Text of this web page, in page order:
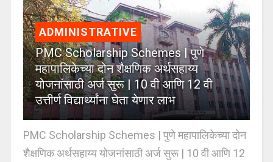
ADMINISTRATIVE
PMC Scholarship Schemes | पुणे
महापालिकेच्या दोन शैक्षणिक अर्थसहाय्य
योजनांसाठी अर्ज सुरू | 10 वी आणि 12 वी
उत्तीर्ण विद्यार्थ्यांना घेता येणार लाभ
PMC Scholarship Schemes | पुणे महापालिकेच्या दोन
शैक्षणिक अर्थसहाय्य योजनांसाठी अर्ज सुरू | 10 वी आणि 12